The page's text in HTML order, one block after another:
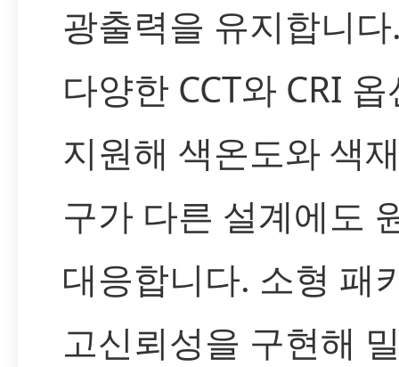
광출력을 유지합니
다양한 CCT와 CRI
지원해 색온도와 색
구가 다른 설계에도
대응합니다. 소형 패
고신뢰성을 구현해